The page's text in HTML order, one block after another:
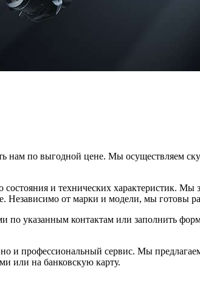
нам по выгодной цене. Мы осуществляем
и технических характеристик. Мы
Независимо от марки и модели, мы готовы
указанным контактам или заполнить
и профессиональный сервис. Мы
или на банковскую карту.